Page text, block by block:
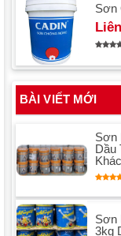
Sơn
BÀI VIẾT MỚI
Sơn
Dầu
Sơn
3kg